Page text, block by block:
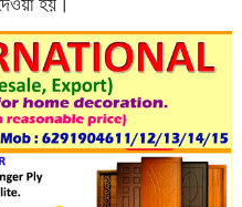
হয়।